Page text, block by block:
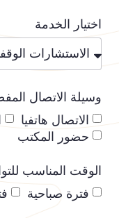
اختيار الخدمة
وسيلة الاتصال
الاتصال هاتفيا
حضور المكتب
الوقت المناسب
فترة صباحية